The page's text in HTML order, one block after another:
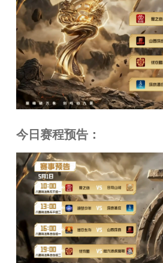
今日赛程预告：